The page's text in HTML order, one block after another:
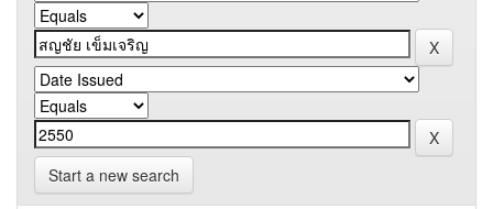
Start a new search